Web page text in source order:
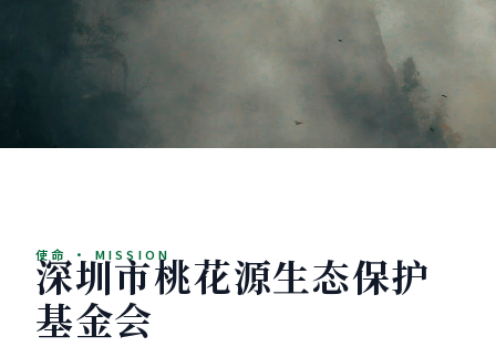
使命 · MISSION
深圳市桃花源生态保护
基金会